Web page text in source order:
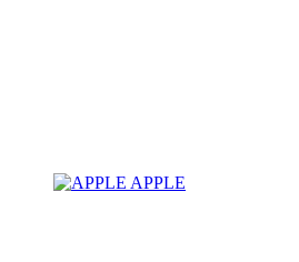
APPLE